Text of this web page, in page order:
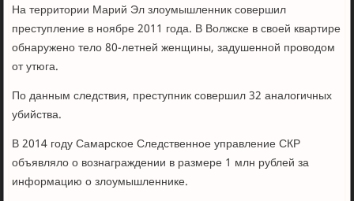
На территории Марий Эл злоумышленник совершил
преступление в ноябре 2011 года. В Волжске в своей квартире
обнаружено тело 80-летней женщины, задушенной проводом
от утюга.
По данным следствия, преступник совершил 32 аналогичных
убийства.
В 2014 году Самарское Следственное управление СКР
объявляло о вознаграждении в размере 1 млн рублей за
информацию о злоумышленнике.